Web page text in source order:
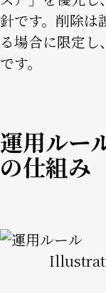
針です。削除は
る場合に限定
です。
運用ルー
の仕組み
Image